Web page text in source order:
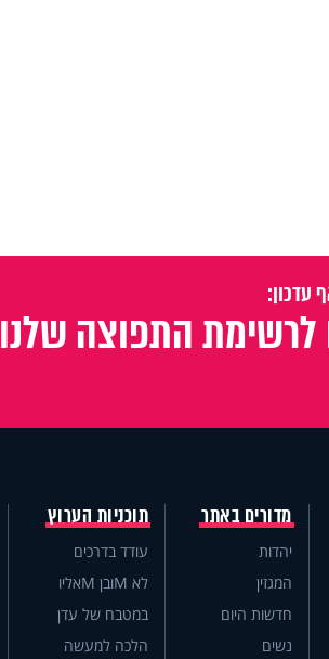
עדכון:
התפוצה שלנו
מדורים באתר
יהדות
המגזין
חדשות היום
נשים
תוכניות הערוץ
עודד בדרכים
לא Mובן Mאליו
במטבח של עדן
הלכה למעשה